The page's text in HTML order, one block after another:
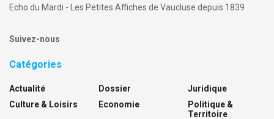
Echo du Mardi - Les Petites Affiches de Vaucluse depuis 1839
Suivez-nous
Catégories
Actualité
Culture & Loisirs
Dossier
Economie
Juridique
Politique &
Territoire